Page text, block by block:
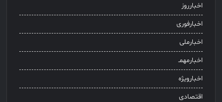
اخبارروز
اخبارفوری
اخبارملی
اخبارمهمـ
اخبارویژه
اقتصادی